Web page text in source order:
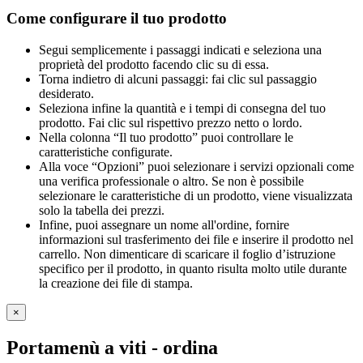
Come configurare il tuo prodotto
Segui semplicemente i passaggi indicati e seleziona una
proprietà del prodotto facendo clic su di essa.
Torna indietro di alcuni passaggi: fai clic sul passaggio
desiderato.
Seleziona infine la quantità e i tempi di consegna del tuo
prodotto. Fai clic sul rispettivo prezzo netto o lordo.
Nella colonna “Il tuo prodotto” puoi controllare le
caratteristiche configurate.
Alla voce “Opzioni” puoi selezionare i servizi opzionali come
una verifica professionale o altro. Se non è possibile
selezionare le caratteristiche di un prodotto, viene visualizzata
solo la tabella dei prezzi.
Infine, puoi assegnare un nome all'ordine, fornire
informazioni sul trasferimento dei file e inserire il prodotto nel
carrello. Non dimenticare di scaricare il foglio d’istruzione
specifico per il prodotto, in quanto risulta molto utile durante
la creazione dei file di stampa.
×
Portamenù a viti - ordina